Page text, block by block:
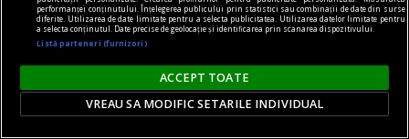
dezvoltare personală.
Horia CORCHEŞ
performanței conținutului. Înțelegerea publicului prin statistici sau combinații de date din surse
diferite. Utilizarea de date limitate pentru a selecta publicitatea. Utilizarea datelor limitate pentru
a selecta conținutul. Date precise de geolocație și identificarea prin scanarea dispozitivului.
Listă parteneri (furnizori)
ACCEPT TOATE
VREAU SA MODIFIC SETARILE INDIVIDUAL